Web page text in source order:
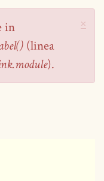
×
in
(linea
).